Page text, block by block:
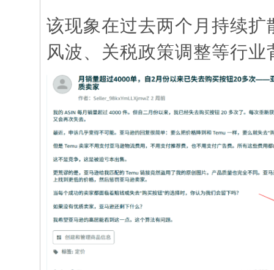
该现象在过去两个月持续
风波、关税政策调整等行